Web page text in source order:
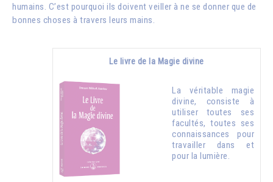
humains. C’est pourquoi ils doivent veiller à ne se donner que de
bonnes choses à travers leurs mains.
Le livre de la Magie divine
La véritable magie
divine, consiste à
utiliser toutes ses
facultés, toutes ses
connaissances pour
travailler dans et
pour la lumière.